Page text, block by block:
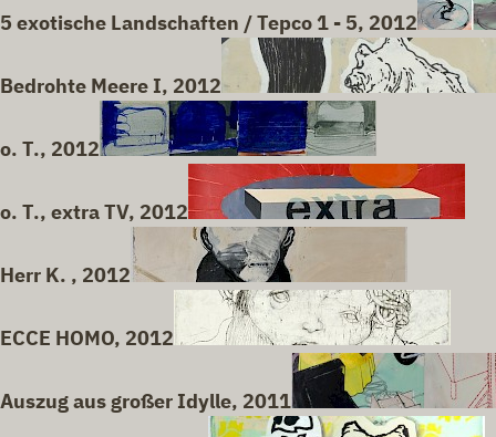
5 exotische Landschaften / Tepco 1 - 5, 2012
Bedrohte Meere I, 2012
o. T., 2012
o. T., extra TV, 2012
Herr K. , 2012
ECCE HOMO, 2012
Auszug aus großer Idylle, 2011